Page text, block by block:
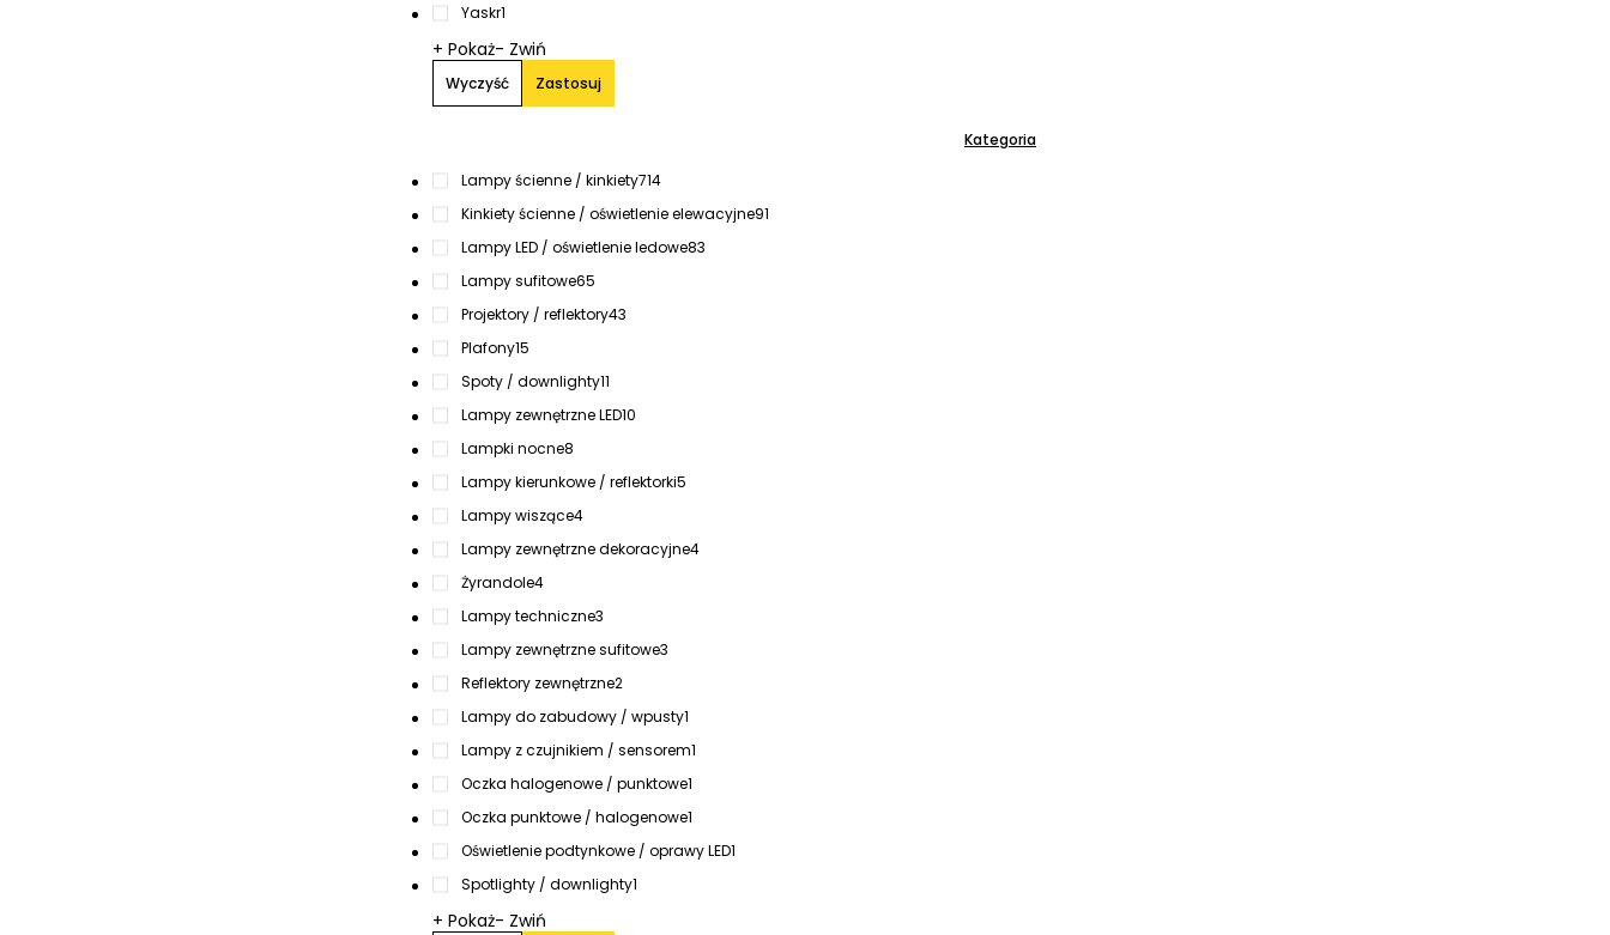
Yaskr1
+ Pokaż- Zwiń
Wyczyść Zastosuj
Kategoria
Lampy ścienne / kinkiety714
Kinkiety ścienne / oświetlenie elewacyjne91
Lampy LED / oświetlenie ledowe83
Lampy sufitowe65
Projektory / reflektory43
Plafony15
Spoty / downlighty11
Lampy zewnętrzne LED10
Lampki nocne8
Lampy kierunkowe / reflektorki5
Lampy wiszące4
Lampy zewnętrzne dekoracyjne4
Żyrandole4
Lampy techniczne3
Lampy zewnętrzne sufitowe3
Reflektory zewnętrzne2
Lampy do zabudowy / wpusty1
Lampy z czujnikiem / sensorem1
Oczka halogenowe / punktowe1
Oczka punktowe / halogenowe1
Oświetlenie podtynkowe / oprawy LED1
Spotlighty / downlighty1
+ Pokaż- Zwiń